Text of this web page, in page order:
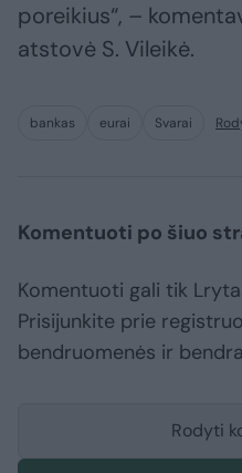
poreikius“, –
atstovė S. Vileikė.
bankas eurai Svarai
Komentuoti po šiuo
Komentuoti gali tik
Prisijunkite prie
bendruomenės ir
Rodyti